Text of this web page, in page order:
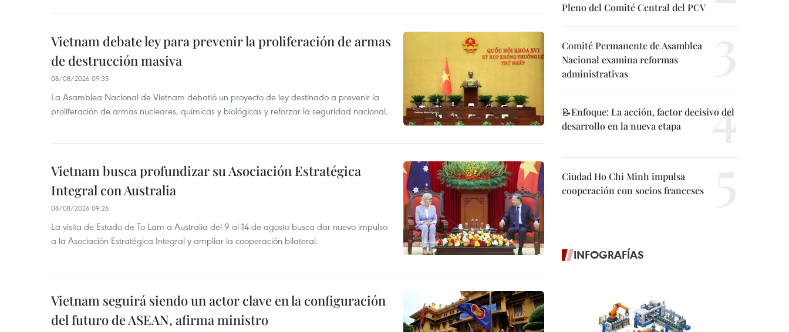
Vietnam debate ley para prevenir la proliferación de armas
de destrucción masiva
08/08/2026 09:35
La Asamblea Nacional de Vietnam debatió un proyecto de ley destinado a prevenir la
proliferación de armas nucleares, químicas y biológicas y reforzar la seguridad nacional.
Vietnam busca profundizar su Asociación Estratégica
Integral con Australia
08/08/2026 09:26
La visita de Estado de To Lam a Australia del 9 al 14 de agosto busca dar nuevo impulso
a la Asociación Estratégica Integral y ampliar la cooperación bilateral.
Vietnam seguirá siendo un actor clave en la configuración
del futuro de ASEAN, afirma ministro
Pleno del Comité Central del PCV
Comité Permanente de Asamblea
Nacional examina reformas
administrativas
📝Enfoque: La acción, factor decisivo del
desarrollo en la nueva etapa
Ciudad Ho Chi Minh impulsa
cooperación con socios franceses
INFOGRAFÍAS